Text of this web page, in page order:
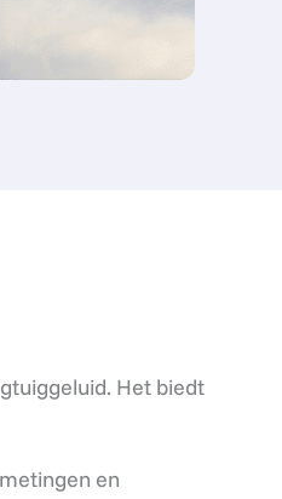
Het biedt
en